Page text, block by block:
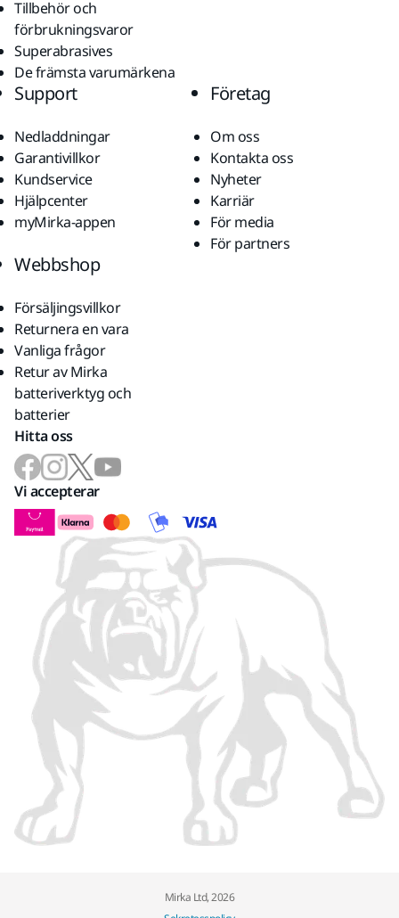
Tillbehör och
förbrukningsvaror
Superabrasives
De främsta varumärkena
Support
Nedladdningar
Garantivillkor
Kundservice
Hjälpcenter
myMirka-appen
Företag
Om oss
Kontakta oss
Nyheter
Karriär
För media
För partners
Webbshop
Försäljingsvillkor
Returnera en vara
Vanliga frågor
Retur av Mirka
batteriverktyg och
batterier
Hitta oss
Vi accepterar
Mirka Ltd, 2026